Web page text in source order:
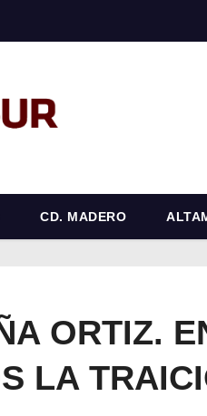
CD. MADERO
ORTIZ.
LA